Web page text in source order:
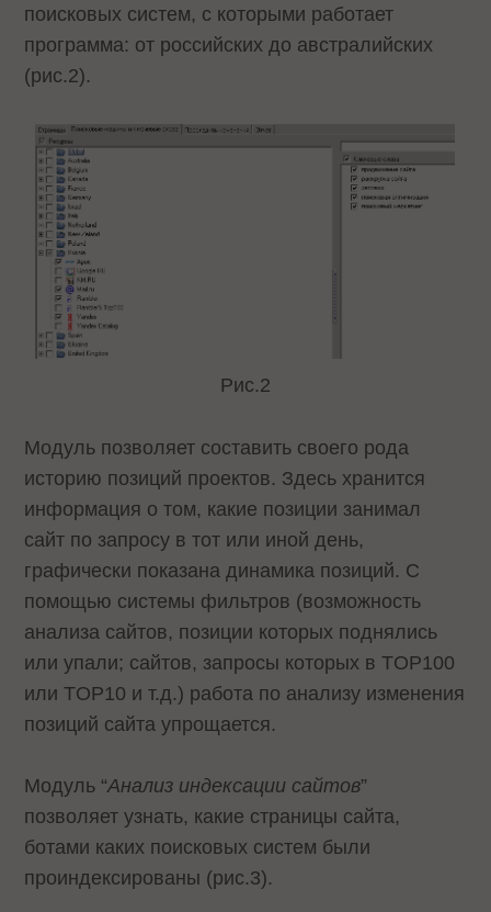
поисковых систем, с которыми работает
программа: от российских до австралийских
(рис.2).
Рис.2
Модуль позволяет составить своего рода
историю позиций проектов. Здесь хранится
информация о том, какие позиции занимал
сайт по запросу в тот или иной день,
графически показана динамика позиций. С
помощью системы фильтров (возможность
анализа сайтов, позиции которых поднялись
или упали; сайтов, запросы которых в TOP100
или TOP10 и т.д.) работа по анализу изменения
позиций сайта упрощается.
Модуль “Анализ индексации сайтов”
позволяет узнать, какие страницы сайта,
ботами каких поисковых систем были
проиндексированы (рис.3).